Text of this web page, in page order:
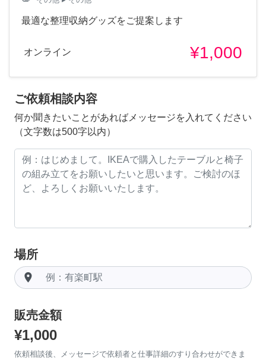
最適な整理収納グッズをご提案します
オンライン ¥1,000
ご依頼相談内容
何か聞きたいことがあればメッセージを入れてください
（文字数は500字以内）
場所
room
販売金額
¥1,000
依頼相談後、メッセージで依頼者と仕事詳細のすり合わせができま